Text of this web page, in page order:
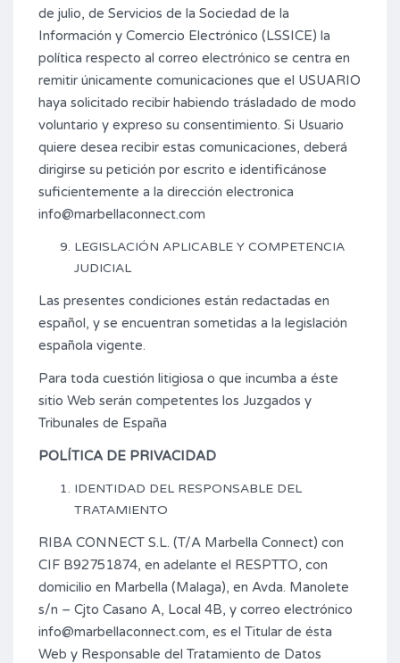
de julio, de Servicios de la Sociedad de la
Información y Comercio Electrónico (LSSICE) la
política respecto al correo electrónico se centra en
remitir únicamente comunicaciones que el USUARIO
haya solicitado recibir habiendo trásladado de modo
voluntario y expreso su consentimiento. Si Usuario
quiere desea recibir estas comunicaciones, deberá
dirigirse su petición por escrito e identificánose
suficientemente a la dirección electronica
info@marbellaconnect.com
LEGISLACIÓN APLICABLE Y COMPETENCIA
JUDICIAL
Las presentes condiciones están redactadas en
español, y se encuentran sometidas a la legislación
española vigente.
Para toda cuestión litigiosa o que incumba a éste
sitio Web serán competentes los Juzgados y
Tribunales de España
POLÍTICA DE PRIVACIDAD
IDENTIDAD DEL RESPONSABLE DEL
TRATAMIENTO
RIBA CONNECT S.L. (T/A Marbella Connect) con
CIF B92751874, en adelante el RESPTTO, con
domicilio en Marbella (Malaga), en Avda. Manolete
s/n – Cjto Casano A, Local 4B, y correo electrónico
info@marbellaconnect.com, es el Titular de ésta
Web y Responsable del Tratamiento de Datos